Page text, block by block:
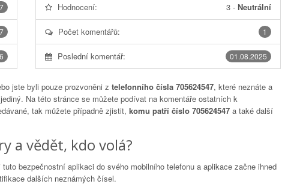
Hodnocení: 3- Neutrální
1
Počet komentářů:
01.08.2025
Poslední komentář:
jste byli pouze prozvoněni z telefonního čísla 705624547, které neznáte a
Na této stránce se můžete podívat na komentáře ostatních k
tak můžete případně zjistit, komu patří číslo 705624547 a také další
a vědět, kdo volá?
bezpečnostní aplikaci do svého mobilního telefonu a aplikace začne ihned
dalších neznámých čísel.